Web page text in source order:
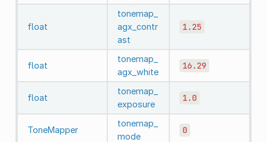
float
tonemap_
agx_contr
ast
1.25
float
tonemap_
agx_white
16.29
float
tonemap_
exposure
1.0
ToneMapper
tonemap_
mode
0